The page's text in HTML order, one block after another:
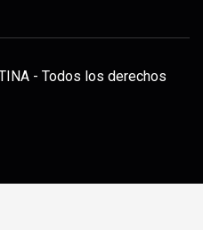
- Todos los derechos